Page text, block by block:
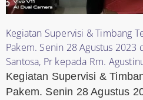
Kegiatan Supervisi & Timbang
Pakem. Senin 28 Agustus 2023
Santosa, Pr kepada Rm.
Kegiatan Supervisi &
Pakem. Senin 28 Agustus